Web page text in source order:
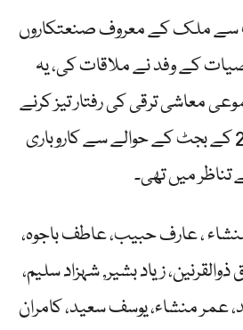
سے ملک کے معروف صنعتکاروں
کے وفد نے ملاقات کی، یہ
معاشی ترقی کی رفتار تیز کرنے
اور مالی سال 27-2026 کے بجٹ کے حوالے سے کاروباری
میں تھی۔
، عارف حبیب، عاطف باجوہ،
زیاد بشیر, شہزاد سلیم،
عمر منشاء، یوسف سعید، کامران